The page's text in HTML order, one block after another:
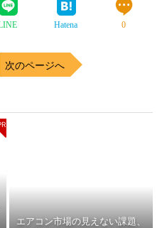
Hatena 0
次のページへ
エアコン市場の見えない課題、